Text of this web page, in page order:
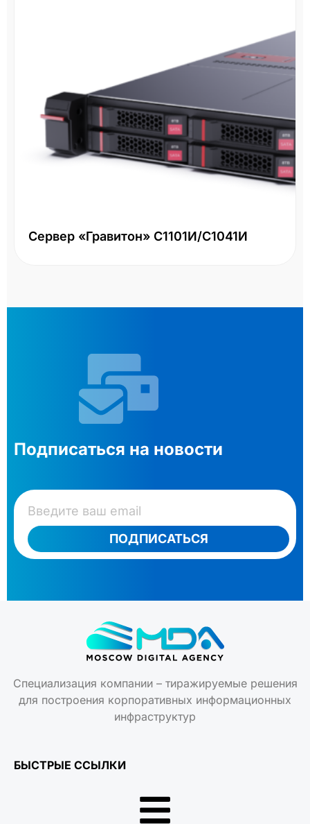
Сервер «Гравитон» С1101И/С1041И
Подписаться на новости
ПОДПИСАТЬСЯ
Специализация компании – тиражируемые решения
для построения корпоративных информационных
инфраструктур
БЫСТРЫЕ ССЫЛКИ